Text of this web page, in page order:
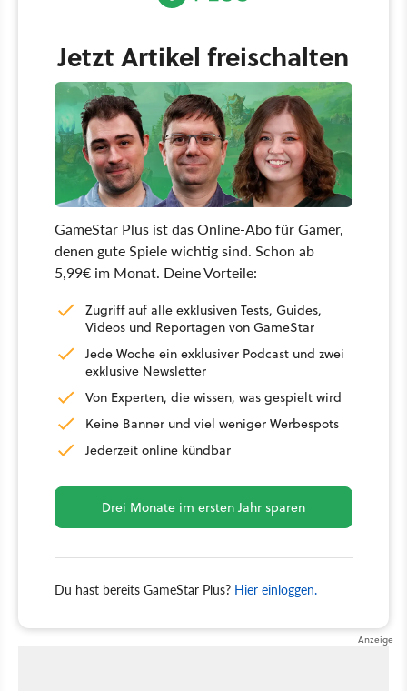
Jetzt Artikel freischalten
GameStar Plus ist das Online-Abo für Gamer,
denen gute Spiele wichtig sind. Schon ab
5,99€ im Monat. Deine Vorteile:
Zugriff auf alle exklusiven Tests, Guides,
Videos und Reportagen von GameStar
Jede Woche ein exklusiver Podcast und zwei
exklusive Newsletter
Von Experten, die wissen, was gespielt wird
Keine Banner und viel weniger Werbespots
Jederzeit online kündbar
Drei Monate im ersten Jahr sparen
Du hast bereits GameStar Plus? Hier einloggen.